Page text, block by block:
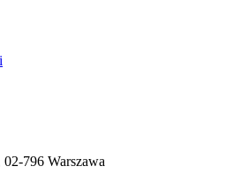
796 Warszawa